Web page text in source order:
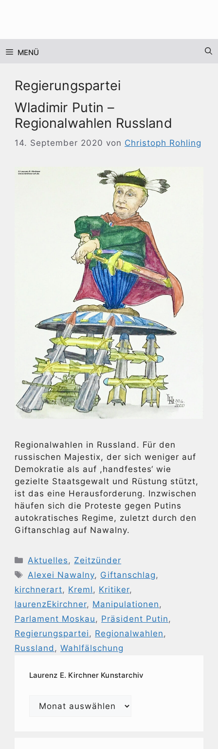
MENÜ
Regierungspartei
Wladimir Putin –
Regionalwahlen Russland
14. September 2020 von Christoph Rohling
Regionalwahlen in Russland. Für den
russischen Majestix, der sich weniger auf
Demokratie als auf ,handfestes‘ wie
gezielte Staatsgewalt und Rüstung stützt,
ist das eine Herausforderung. Inzwischen
häufen sich die Proteste gegen Putins
autokratisches Regime, zuletzt durch den
Giftanschlag auf Nawalny.
Kategorien
Aktuelles , Zeitzünder
Schlagwörter
Alexei Nawalny, Giftanschlag ,
kirchnerart, Kreml , Kritiker,
laurenzEkirchner, Manipulationen ,
Parlament Moskau , Präsident Putin ,
Regierungspartei , Regionalwahlen ,
Russland , Wahlfälschung
Laurenz E. Kirchner Kunstarchiv
Laurenz